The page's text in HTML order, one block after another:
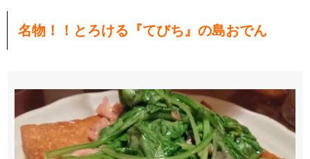
名物！！とろける『てびち』の島おでん